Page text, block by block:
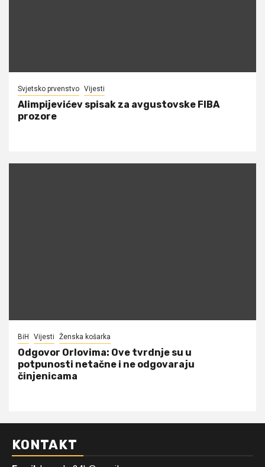
Svjetsko prvenstvo Vijesti
Alimpijevićev spisak za avgustovske FIBA
prozore
BiH Vijesti Ženska košarka
Odgovor Orlovima: ​Ove tvrdnje su u
potpunosti netačne i ne odgovaraju
činjenicama
KONTAKT